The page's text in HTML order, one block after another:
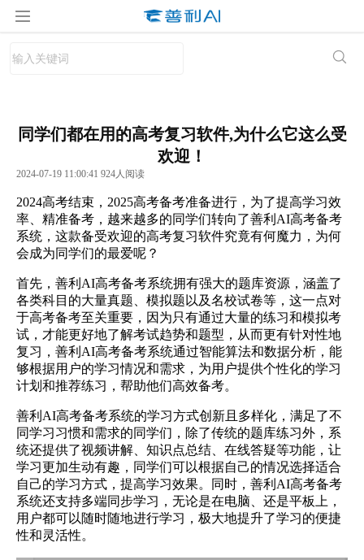
同学们都在用的高考复习软件,为什么它这么受
欢迎！
2024-07-19 11:00:41 924人阅读
2024高考结束，2025高考备考准备进行，为了提高学习效
率、精准备考，越来越多的同学们转向了善利AI高考备考
系统，这款备受欢迎的高考复习软件究竟有何魔力，为何
会成为同学们的最爱呢？
首先，善利AI高考备考系统拥有强大的题库资源，涵盖了
各类科目的大量真题、模拟题以及名校试卷等，这一点对
于高考备考至关重要，因为只有通过大量的练习和模拟考
试，才能更好地了解考试趋势和题型，从而更有针对性地
复习，善利AI高考备考系统通过智能算法和数据分析，能
够根据用户的学习情况和需求，为用户提供个性化的学习
计划和推荐练习，帮助他们高效备考。
善利AI高考备考系统的学习方式创新且多样化，满足了不
同学习习惯和需求的同学们，除了传统的题库练习外，系
统还提供了视频讲解、知识点总结、在线答疑等功能，让
学习更加生动有趣，同学们可以根据自己的情况选择适合
自己的学习方式，提高学习效果。同时，善利AI高考备考
系统还支持多端同步学习，无论是在电脑、还是平板上，
用户都可以随时随地进行学习，极大地提升了学习的便捷
性和灵活性。